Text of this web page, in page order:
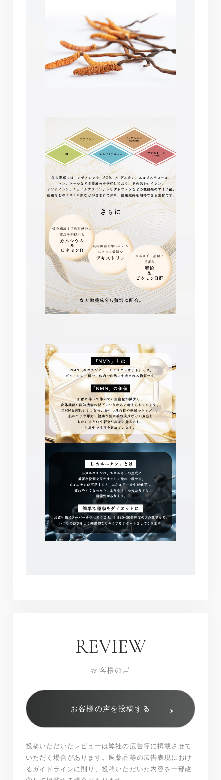
REVIEW
お客様の声
お客様の声を投稿する →
投稿いただいたレビューは弊社の広告等に掲載させて
いただく場合があります。医薬品等の広告表現におけ
るガイドラインに則り、投稿いただいた内容を一部改